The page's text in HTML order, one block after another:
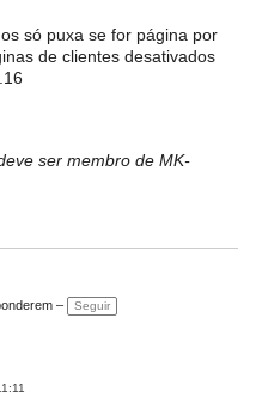
só puxa se for página por
de clientes desativados
ser membro de MK-
– Seguir